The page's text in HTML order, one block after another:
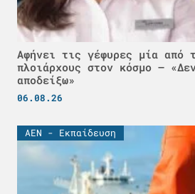
Αφήνει τις γέφυρες μία από
πλοιάρχους στον κόσμο –
αποδείξω»
06.08.26
ΑΕΝ - Εκπαίδευση